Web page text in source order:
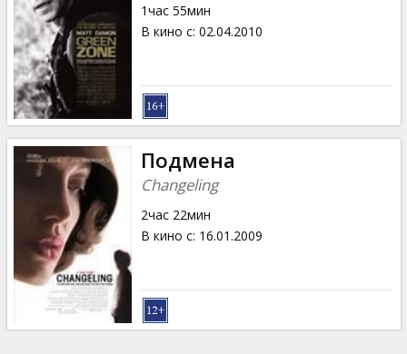
1час 55мин
В кино с: 02.04.2010
Подмена
Changeling
2час 22мин
В кино с: 16.01.2009